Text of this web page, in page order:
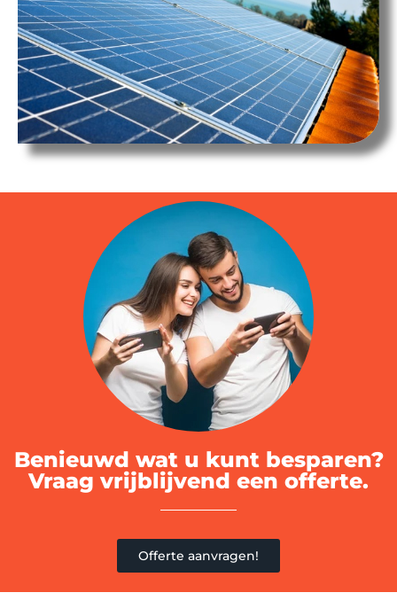
Benieuwd wat u kunt besparen?
Vraag vrijblijvend een offerte.
Offerte aanvragen!